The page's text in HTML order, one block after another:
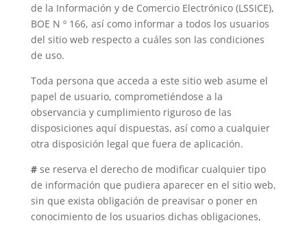
de la Información y de Comercio Electrónico (LSSICE),
BOE N º 166, así como informar a todos los usuarios
del sitio web respecto a cuáles son las condiciones
de uso.
Toda persona que acceda a este sitio web asume el
papel de usuario, comprometiéndose a la
observancia y cumplimiento riguroso de las
disposiciones aquí dispuestas, así como a cualquier
otra disposición legal que fuera de aplicación.
#se reserva el derecho de modificar cualquier tipo
de información que pudiera aparecer en el sitio web,
sin que exista obligación de preavisar o poner en
conocimiento de los usuarios dichas obligaciones,